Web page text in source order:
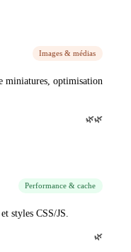
Images & médias
miniatures, optimisation
🌿🌿
Performance & cache
styles CSS/JS.
🌿